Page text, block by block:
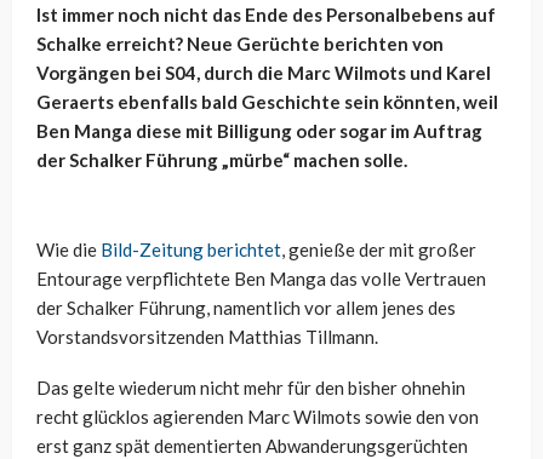
Ist immer noch nicht das Ende des Personalbebens auf
Schalke erreicht? Neue Gerüchte berichten von
Vorgängen bei S04, durch die Marc Wilmots und Karel
Geraerts ebenfalls bald Geschichte sein könnten, weil
Ben Manga diese mit Billigung oder sogar im Auftrag
der Schalker Führung „mürbe“ machen solle.
Wie die Bild-Zeitung berichtet, genieße der mit großer
Entourage verpflichtete Ben Manga das volle Vertrauen
der Schalker Führung, namentlich vor allem jenes des
Vorstandsvorsitzenden Matthias Tillmann.
Das gelte wiederum nicht mehr für den bisher ohnehin
recht glücklos agierenden Marc Wilmots sowie den von
erst ganz spät dementierten Abwanderungsgerüchten